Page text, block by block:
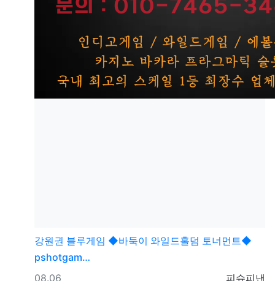
강원권 블루게임 ◆바둑이 와일드홀덤 토너먼트◆
pshotgam…
등록자
피슈피낸
등록일
08.06